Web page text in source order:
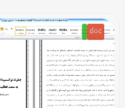
doc